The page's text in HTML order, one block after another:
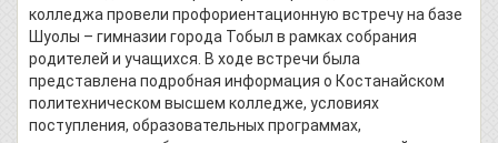
колледжа провели профориентационную встречу на базе
Шуолы – гимназии города Тобыл в рамках собрания
родителей и учащихся. В ходе встречи была
представлена подробная информация о Костанайском
политехническом высшем колледже, условиях
поступления, образовательных программах,